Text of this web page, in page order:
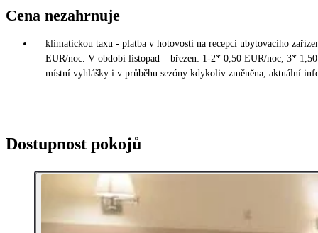
Cena nezahrnuje
klimatickou taxu - platba v hotovosti na recepci ubytovacího
EUR/noc. V období listopad – březen: 1-2* 0,50 EUR/noc, 3*
místní vyhlášky i v průběhu sezóny kdykoliv změněna, aktuální
Dostupnost pokojů